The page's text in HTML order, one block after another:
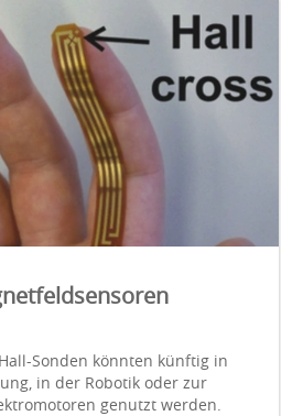
Sonden könnten künftig in
in der Robotik oder zur
genutzt werden.